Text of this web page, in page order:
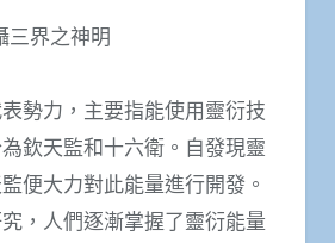
界之神明
勢力，主要指能使用靈衍技
欽天監和十六衛。自發現靈
便大力對此能量進行開發。
，人們逐漸掌握了靈衍能量